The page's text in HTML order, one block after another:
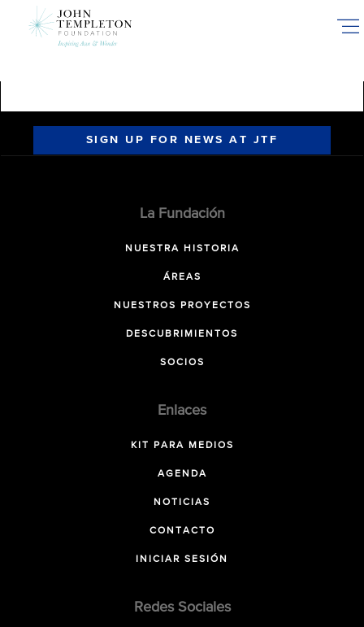
SIGN UP FOR NEWS AT JTF
La Fundación
NUESTRA HISTORIA
ÁREAS
NUESTROS PROYECTOS
DESCUBRIMIENTOS
SOCIOS
Enlaces
KIT PARA MEDIOS
AGENDA
NOTICIAS
CONTACTO
INICIAR SESIÓN
Redes Sociales